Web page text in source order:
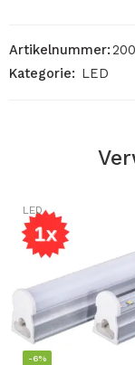
Artikelnummer:
Kategorie: LED
LED
-6%